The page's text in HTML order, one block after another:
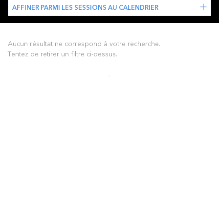
AFFINER PARMI LES SESSIONS AU CALENDRIER
Aucun résultat ne correspond à votre recherche.
Tentez de retirer un filtre ci-dessus.